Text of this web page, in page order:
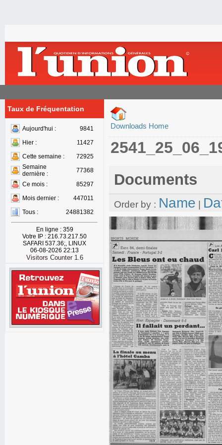
Taux de Fréquentation
Aujourd'hui :
9841
Hier :
11427
Cette semaine :
72925
Semaine
dernière :
77368
Ce mois :
85297
Mois dernier :
447011
Tous :
24881382
En ligne : 359
Votre IP : 216.73.217.50
SAFARI 537.36;, LINUX
06-08-2026 22:13
Visitors Counter 1.6
Downloads Home
Documents
Order by : Name